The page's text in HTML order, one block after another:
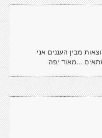
מבין העננים אני
...מאוד יפה